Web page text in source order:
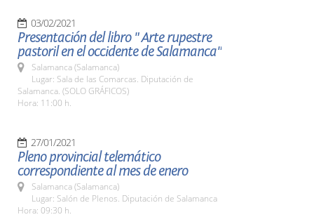
03/02/2021
Presentación del libro " Arte rupestre
pastoril en el occidente de Salamanca"
Salamanca (Salamanca)
Lugar: Sala de las Comarcas. Diputación de
Salamanca. (SOLO GRÁFICOS)
Hora: 11:00 h.
27/01/2021
Pleno provincial telemático
correspondiente al mes de enero
Salamanca (Salamanca)
Lugar: Salón de Plenos. Diputación de Salamanca
Hora: 09:30 h.